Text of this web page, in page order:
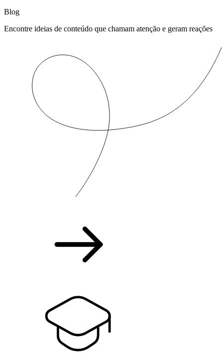
Blog
Encontre ideias de conteúdo que chamam atenção e geram reações